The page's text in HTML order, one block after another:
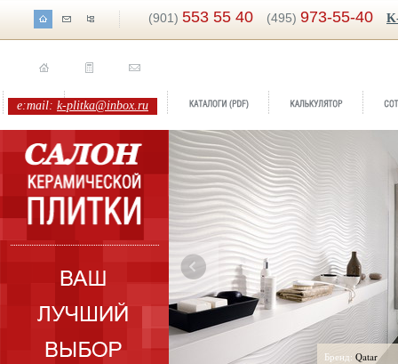
(901) 553 55 40 (495) 973-55-40
e:mail: k-plitka@inbox.ru
Бренд:Qatar